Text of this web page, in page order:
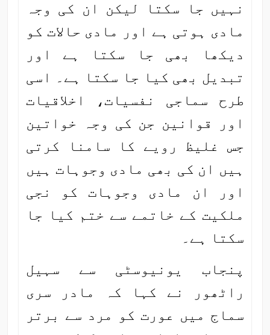
نہیں جا سکتا لیکن ان کی وجہ
مادی ہوتی ہے اور مادی حالات کو
دیکھا بھی جا سکتا ہے اور
تبدیل بھی کیا جا سکتا ہے۔ اسی
طرح سماجی نفسیات، اخلاقیات
اور قوانین جن کی وجہ خواتین
جس غلیظ رویے کا سامنا کرتی
ہیں ان کی بھی مادی وجوہات ہیں
اور ان مادی وجوہات کو نجی
ملکیت کے خاتمے سے ختم کیا جا
سکتا ہے۔
پنجاب یونیوسٹی سے سہیل
راٹھور نے کہا کہ مادر سری
سماج میں عورت کو مرد سے برتر